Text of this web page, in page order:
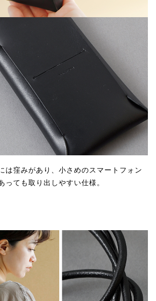
は窪みがあり、小さめのスマートフォン
っても取り出しやすい仕様。